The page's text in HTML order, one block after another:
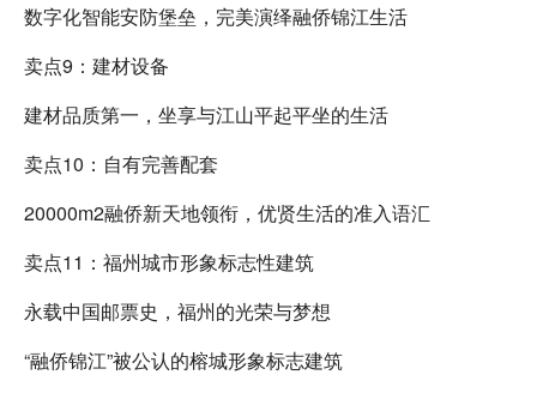
数字化智能安防堡垒，完美演绎融侨锦江生活
卖点9：建材设备
建材品质第一，坐享与江山平起平坐的生活
卖点10：自有完善配套
20000m2融侨新天地领衔，优贤生活的准入语汇
卖点11：福州城市形象标志性建筑
永载中国邮票史，福州的光荣与梦想
“融侨锦江”被公认的榕城形象标志建筑